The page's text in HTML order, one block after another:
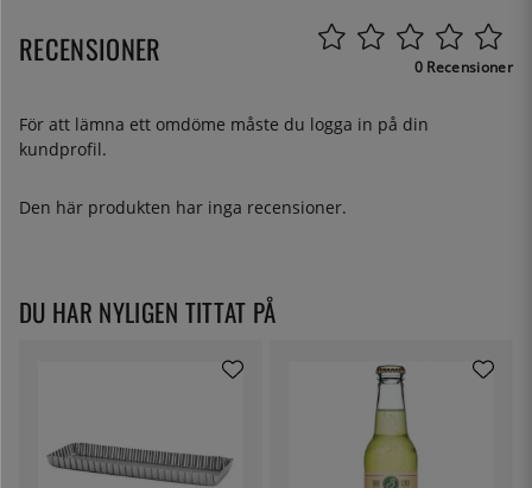
RECENSIONER 0 Recensioner
För att lämna ett omdöme måste du logga in på din
kundprofil.
Den här produkten har inga recensioner.
DU HAR NYLIGEN TITTAT PÅ